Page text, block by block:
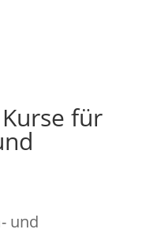
für
und